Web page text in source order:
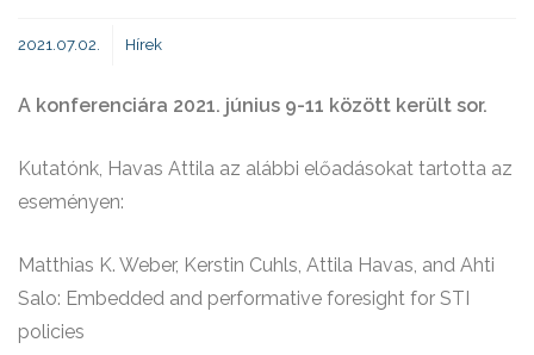
2021.07.02. Hírek
A konferenciára 2021. június 9-11 között került sor.
Kutatónk, Havas Attila az alábbi előadásokat tartotta az
eseményen:
Matthias K. Weber, Kerstin Cuhls, Attila Havas, and Ahti
Salo: Embedded and performative foresight for STI
policies